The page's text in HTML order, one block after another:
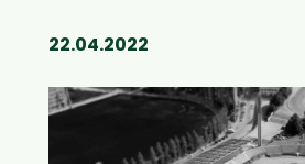
22.04.2022